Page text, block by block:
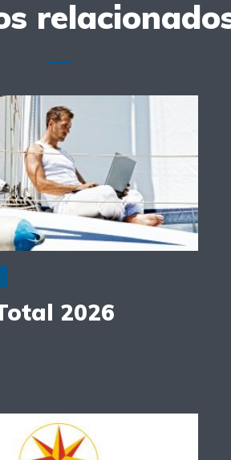
2026